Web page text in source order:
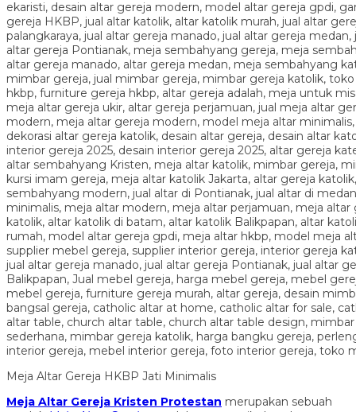
Meja Altar Gereja HKBP Jati Minimalis
Meja Altar Gereja Kristen Protestan merupakan sebuah